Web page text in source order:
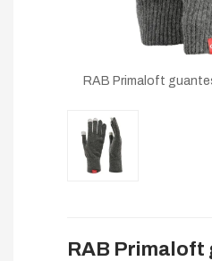
RAB Primaloft
RAB Primaloft